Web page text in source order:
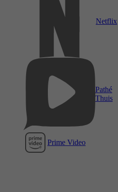
Netflix
Pathé
Thuis
Prime Video